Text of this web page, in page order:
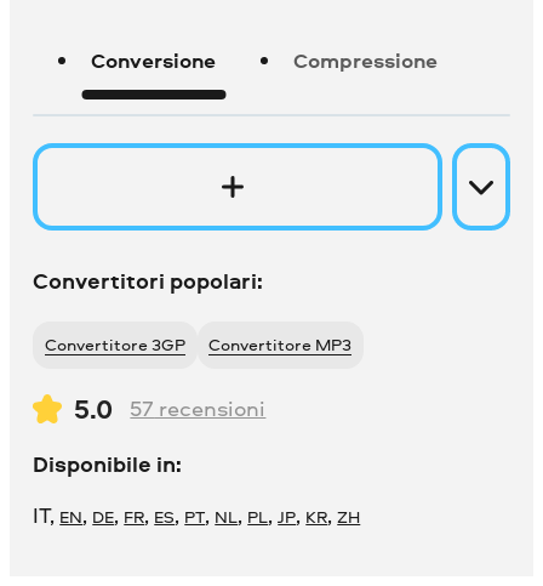
Conversione Compressione
Convertitori popolari:
Convertitore 3GP Convertitore MP3
5.0 57 recensioni
Disponibile in:
IT, EN, DE, FR, ES, PT, NL, PL,JP, KR,ZH